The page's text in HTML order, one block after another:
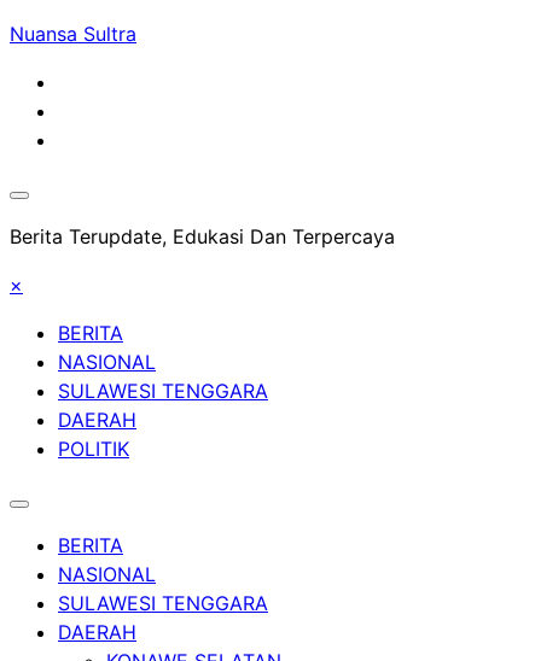
Skip
content
Nuansa Sultra
Berita Terupdate, Edukasi Dan Terpercaya
×
BERITA
NASIONAL
SULAWESI TENGGARA
DAERAH
POLITIK
BERITA
NASIONAL
SULAWESI TENGGARA
DAERAH